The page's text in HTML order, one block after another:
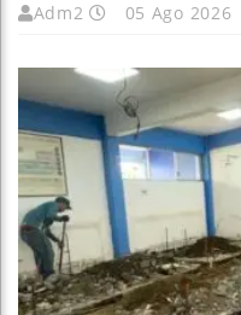
Adm2 05 Ago 2026